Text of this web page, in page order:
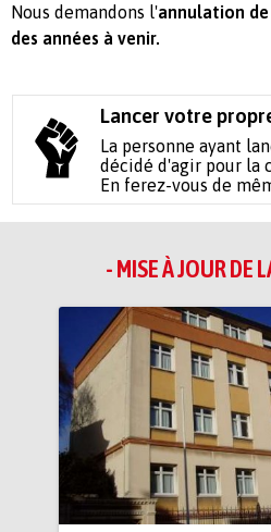
Nous demandons l'annulation
des années à venir.
Lancer votre
La personne ayant
décidé d'agir pour la
En ferez-vous de
- MISE À JOUR DE